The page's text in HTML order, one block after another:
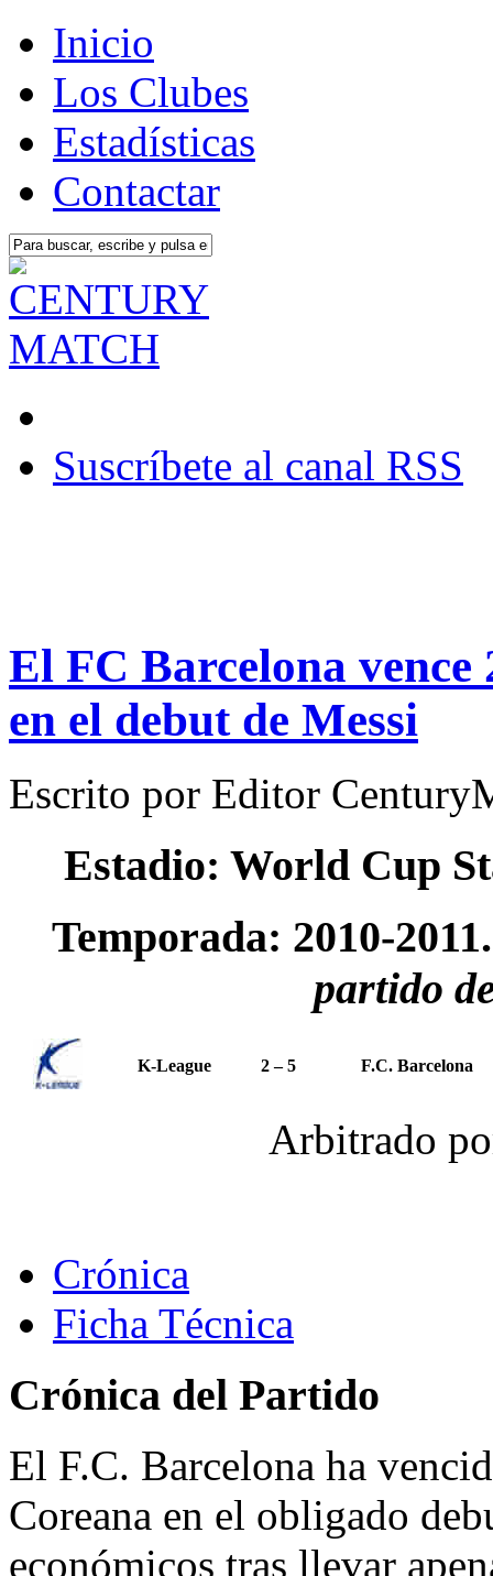
Inicio
Los Clubes
Estadísticas
Contactar
Suscríbete al canal RSS
El FC Barcelona vence
en el debut de Messi
Escrito por Editor
Estadio: World Cup
Temporada: 2010-
partido
K-League 2 – 5 F.C. Barcelona
Arbitrado
Crónica
Ficha Técnica
Crónica del Partido
El F.C. Barcelona ha
Coreana en el obligado
económicos tras llevar